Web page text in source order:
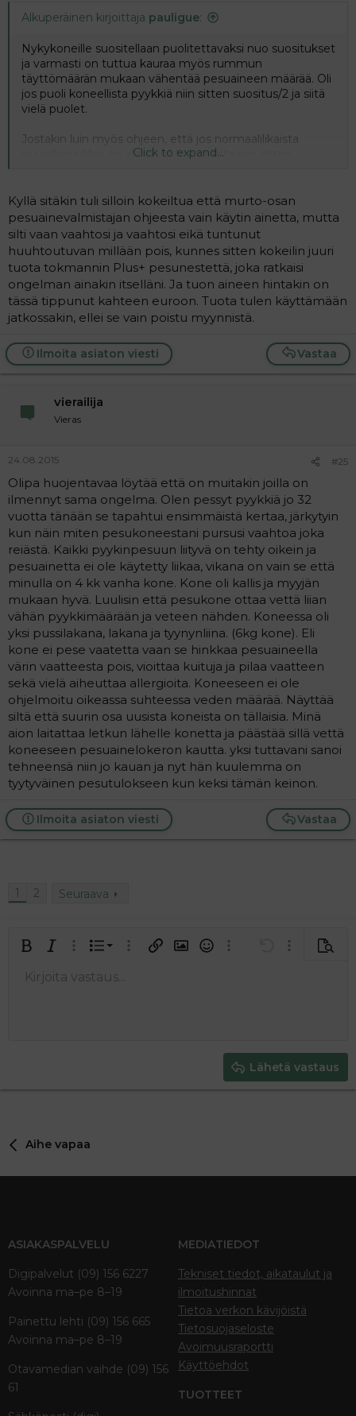
Alkuperäinen kirjoittaja pauligue:
Nykykoneille suositellaan puolitettavaksi nuo suositukset
ja varmasti on tuttua kauraa myös rummun
täyttömäärän mukaan vähentää pesuaineen määrää. Oli
jos puoli koneellista pyykkiä niin sitten suositus/2 ja siitä
vielä puolet.
Jostakin luin myös ohjeen, että jos normaalilikaista
puuvillapyykkiä on alle puoli koneellista niin sitten
tekokuituisia ei missään nimessä luukun yläreunaan
saakka. Eivät huuhtoudu kunnolla.
Onko tullut selvyyttä asiaan?
Click to expand...
Kyllä sitäkin tuli silloin kokeiltua että murto-osan
pesuainevalmistajan ohjeesta vain käytin ainetta, mutta
silti vaan vaahtosi ja vaahtosi eikä tuntunut
huuhtoutuvan millään pois, kunnes sitten kokeilin juuri
tuota tokmannin Plus+ pesunestettä, joka ratkaisi
ongelman ainakin itselläni. Ja tuon aineen hintakin on
tässä tippunut kahteen euroon. Tuota tulen käyttämään
jatkossakin, ellei se vain poistu myynnistä.
Vastaa
Ilmoita asiaton viesti
vierailija
Vieras
24.08.2015 #25
Olipa huojentavaa löytää että on muitakin joilla on
ilmennyt sama ongelma. Olen pessyt pyykkiä jo 32
vuotta tänään se tapahtui ensimmäistä kertaa, järkytyin
kun näin miten pesukoneestani pursusi vaahtoa joka
reiästä. Kaikki pyykinpesuun liityvä on tehty oikein ja
pesuainetta ei ole käytetty liikaa, vikana on vain se että
minulla on 4 kk vanha kone. Kone oli kallis ja myyjän
mukaan hyvä. Luulisin että pesukone ottaa vettä liian
vähän pyykkimäärään ja veteen nähden. Koneessa oli
yksi pussilakana, lakana ja tyynynliina. (6kg kone). Eli
kone ei pese vaatetta vaan se hinkkaa pesuaineella
värin vaatteesta pois, vioittaa kuituja ja pilaa vaatteen
sekä vielä aiheuttaa allergioita. Koneeseen ei ole
ohjelmoitu oikeassa suhteessa veden määrää. Näyttää
siltä että suurin osa uusista koneista on tällaisia. Minä
aion laitattaa letkun lähelle konetta ja päästää sillä vettä
koneeseen pesuainelokeron kautta. yksi tuttavani sanoi
tehneensä niin jo kauan ja nyt hän kuulemma on
tyytyväinen pesutulokseen kun keksi tämän keinon.
Vastaa
Ilmoita asiaton viesti
1 2 Seuraava
LihavoituKursivoitu
Laajennettuun editoriin…
Lista
Järjestetty lista
Laajennettuun editoriin…
Lisää hyperlinkki
Lisää kuva
HymiötLaajennettuun
Kumoa
Fontin koko
9
Tekstiväri
KirjasintyyliArial
Yliviivaa
Tasaus Tasaa vasemmalle
Paragraph format
Normal
LainausLisää video/media
Lisää taulukko
Insert horizontal line
Tee uudelleen
BBCode-näkymä
Poista muotoilu
Luonnokset
Kirjoita vastaus...
Lähetä vastaus
Aihe vapaa
ASIAKASPALVELU
Digipalvelut (09) 156 6227
Avoinna ma–pe 8–19
Painettu lehti (09) 156 665
Avoinna ma–pe 8–19
Otavamedian vaihde (09) 156
61
MEDIATIEDOT
Tekniset tiedot, aikataulut ja
ilmoitushinnat
Tietoa verkon kävijöistä
Tietosuojaseloste
Avoimuusraportti
Käyttöehdot
TUOTTEET